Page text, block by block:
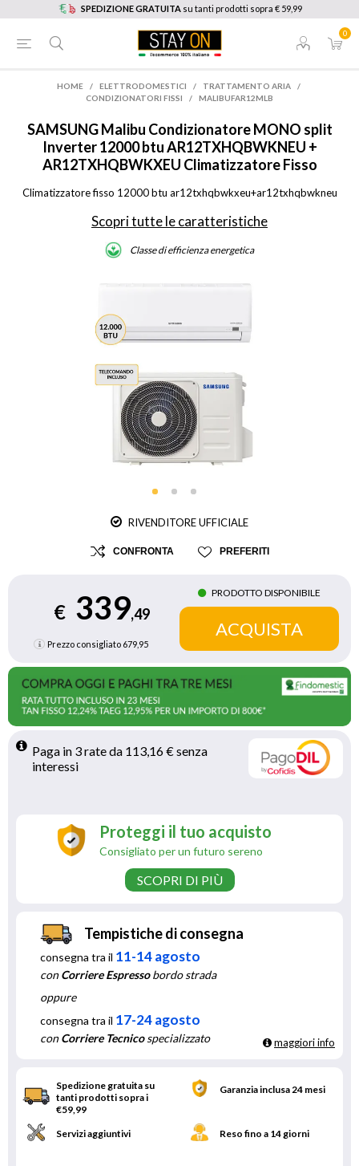
SPEDIZIONE GRATUITA su tanti prodotti sopra € 59,99
0
HOME / ELETTRODOMESTICI / TRATTAMENTO ARIA
/
CONDIZIONATORI FISSI
/ MALIBUFAR12MLB
SAMSUNG Malibu Condizionatore MONO split
Inverter 12000 btu AR12TXHQBWKNEU +
AR12TXHQBWKXEU Climatizzatore Fisso
Climatizzatore fisso 12000 btu ar12txhqbwkxeu+ar12txhqbwkneu
Scopri tutte le caratteristiche
Classe di efficienza energetica
RIVENDITORE UFFICIALE
CONFRONTA PREFERITI
€ 339,49
Prezzo consigliato 679,95
PRODOTTO DISPONIBILE
Paga in 3 rate da 113,16 € senza
interessi
Proteggi il tuo acquisto
Consigliato per un futuro sereno
SCOPRI DI PIÙ
Tempistiche di consegna
consegna tra il 11-14 agosto
conCorriere Espressobordo strada
oppure
consegna tra il 17-24 agosto
conCorriere Tecnicospecializzato maggiori info
Spedizione gratuita su
tanti prodotti sopra i
€59,99
Garanzia inclusa 24 mesi
Servizi aggiuntivi Reso fino a 14 giorni